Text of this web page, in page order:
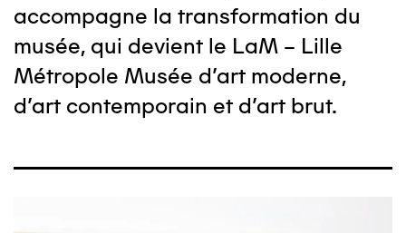
accompagne la transformation du
musée, qui devient le LaM – Lille
Métropole Musée d’art moderne,
d’art contemporain et d’art brut.